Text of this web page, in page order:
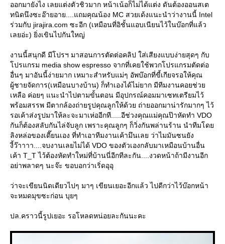
ออกมายังไง เลยแต่งตัวชิวมาก หน้าเน้อก็ไม่ได้แต่ง ดันต้องออนสเต
ทนิดนึงซะอ๊ายอาย....แถมคุณน้อง MC สวยเด้งแนะนำว่างานนี้ Intel
ร่วมกับ jirajira.com ซะอีก (เหมือนที่อิชั้นแอบเนียนไว้ในบ๊อกที่แล้ว
เลยอ่ะ) ยิ่งเขินไปกันใหญ่
งานนี้สนุกดี มีโปรฯ มาสอนการตัดต่อคลิป ใส่เสียงแบบง่ายสุดๆ กับ
ปรแกรม media show espresso จากที่เคยใช้พวกโปรแกรมตัดต่อ
อื่นๆ มาอันนี้ง่ายมาก เหมาะสำหรับแม่ๆ อัพบ๊อกที่ขี้เกียจรอให้คุณ
ผู้ชายจัดการ(เหมือนบางบ้าน) ก็ทำเองได้ไม่ยาก มีทีมงานคอยช่ว
เหลือ ค่อยๆ แนะนำไปตามขั้นตอน มีอุปกรณ์คอมมาเซทเตรียมไว้
พร้อมสรรพ มีตากล้องถ่ายรูปคุณลูกให้ด้วย ถ่ายออกมาน่ารักมากๆ ไว้
รอเค้าส่งรูปมาให้ละจะมาเห่ออีกที.....อีช่วงคุณแม่คุณป๊าหัดทำ VDO
กันก็ต้องสลับกันไล่จับลูก เพราะคุณลูกๆ ก็วิ่งกันพล่านร้าน นำทีมโด
ลิงหล่อของเดี๊ยนเอง ที่ทำเอาทีมงานเค้ามึนเลย ว่าไมมันซนยัง
งี้ว๊าาาา....จบงานเลยไม่ได้ VDO ของตัวเองกลับมาเหมือนบ้านอื่น
เค้า T_T ไว้ต้องหัดทำใหม่ที่บ้านนี่อีกทีละกัน....งวดหน้าถ้ามีงานอีก
อย่าพลาดๆ นะจ๊ะ ขอบอกว่าเริ่ดอุอุ
ว่าจะเขียนนิดเดียวไปๆ มาๆ เขียนเยอะอีกแล้ว ไปดีกว่าไว้บ๊อกหน้า
จะหมดมุขซะก่อน บุยๆ
ปล.คราวนี้รูปเยอะ รอโหลดหน่อยละกันนะคะ